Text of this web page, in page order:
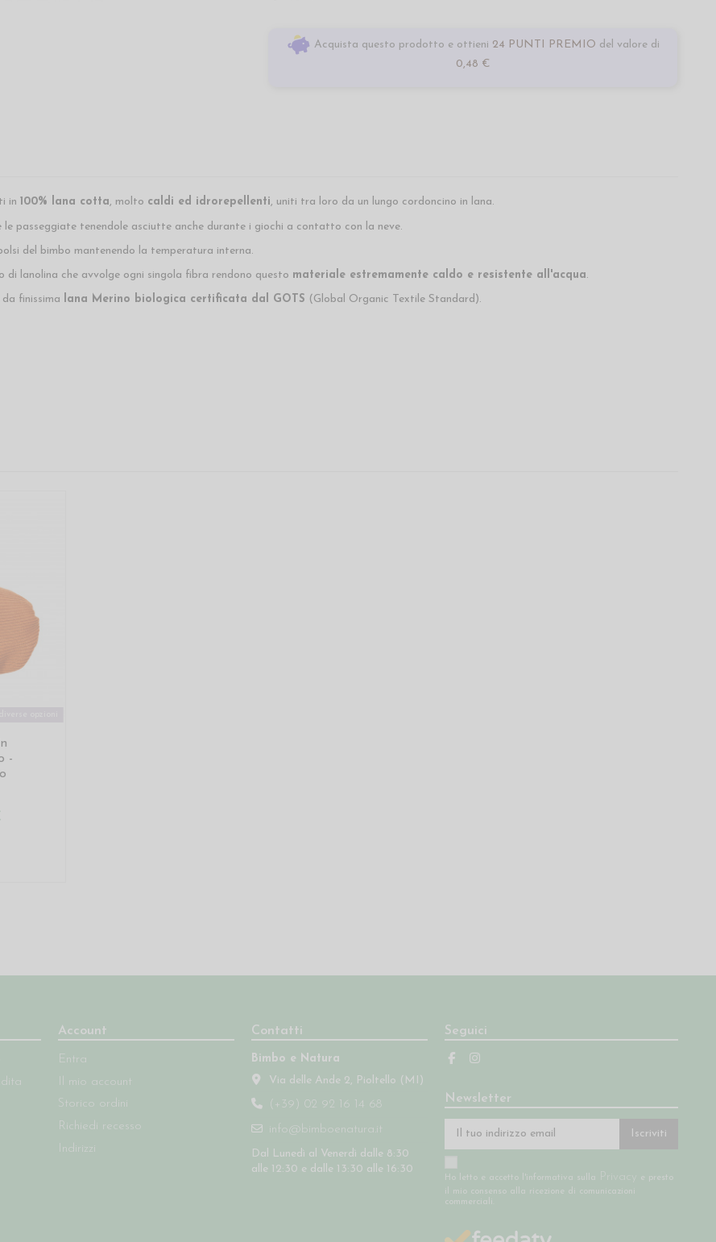
Acquista questo prodotto e ottieni 24 PUNTI PREMIO del valore di
0,48 €
in 100% lana cotta, molto caldi ed idrorepellenti, uniti tra loro da un lungo cordoncino in lana.
passeggiate tenendole asciutte anche durante i giochi a contatto con la neve.
del bimbo mantenendo la temperatura interna.
lanolina che avvolge ogni singola fibra rendono questo materiale estremamente caldo e resistente all'acqua.
finissima lana Merino biologica certificata dal GOTS (Global Organic Textile Standard).
-
Account
Entra
Il mio account
Storico ordini
Richiedi recesso
Indirizzi
Contatti
Bimbo e Natura
Via delle Ande 2, Pioltello (MI)
(+39) 02 92 16 14 68
info@bimboenatura.it
Dal Lunedì al Venerdì dalle 8:30
alle 12:30 e dalle 13:30 alle 16:30
Seguici
Newsletter
Iscriviti
Ho letto e accetto l'informativa sulla Privacy
e presto
il mio consenso alla ricezione di comunicazioni
commerciali.